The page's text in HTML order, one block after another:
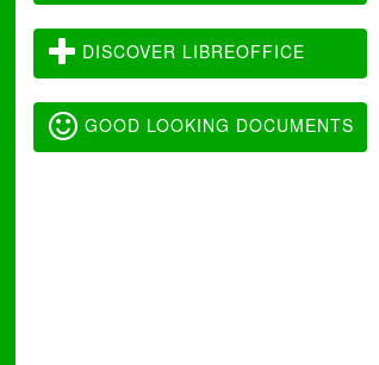
DISCOVER LIBREOFFICE
GOOD LOOKING DOCUMENTS